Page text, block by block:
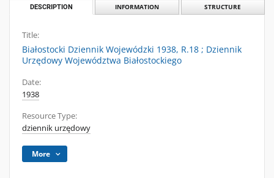
DESCRIPTION INFORMATION STRUCTURE
Title:
Białostocki Dziennik Wojewódzki 1938, R.18 ; Dziennik
Urzędowy Województwa Białostockiego
Date:
1938
Resource Type:
dziennik urzędowy
More